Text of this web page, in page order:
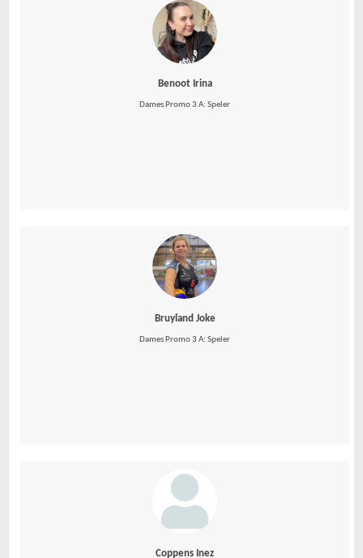
Benoot Irina
Dames Promo 3 A: Speler
Bruyland Joke
Dames Promo 3 A: Speler
Coppens Inez